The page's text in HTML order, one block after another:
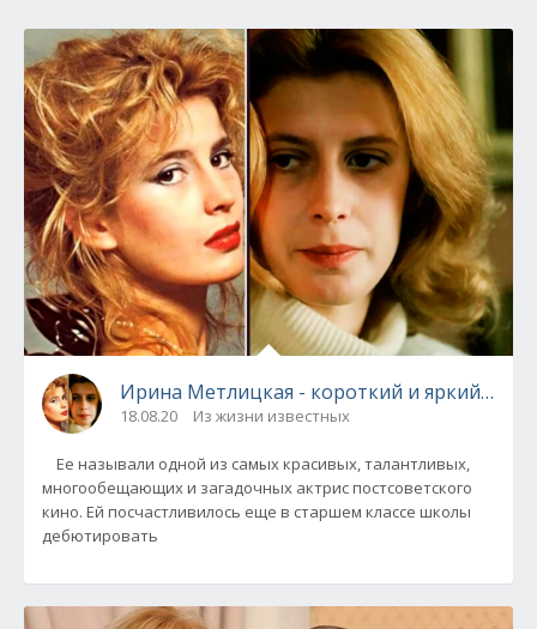
Ирина Метлицкая - короткий и яркий путь
18.08.20 Из жизни известных
Ее называли одной из самых красивых, талантливых,
многообещающих и загадочных актрис постсоветского
кино. Ей посчастливилось еще в старшем классе школы
дебютировать